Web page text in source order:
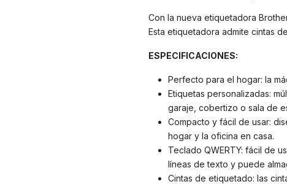
Con la nueva etiquetadora
Esta etiquetadora admite cintas
ESPECIFICACIONES:
Perfecto para el hogar: la
Etiquetas personalizadas:
garaje, cobertizo o sala de
Compacto y fácil de usar:
hogar y la oficina en casa.
Teclado QWERTY: fácil de
líneas de texto y puede
Cintas de etiquetado: las